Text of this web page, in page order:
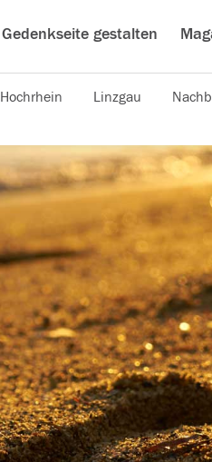
Gedenkseite gestalten
Hochrhein Linzgau